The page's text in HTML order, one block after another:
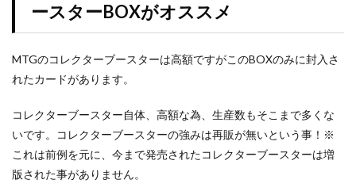
ースターBOXがオススメ
MTGのコレクターブースターは高額ですがこのBOXのみに封入さ
れたカードがあります。
コレクターブースター自体、高額な為、生産数もそこまで多くな
いです。コレクターブースターの強みは再販が無いという事！※
これは前例を元に、今まで発売されたコレクターブースターは増
版された事がありません。